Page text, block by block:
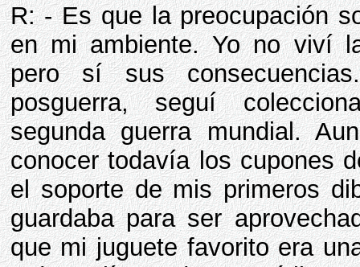
R: - Es que la preocupación
en mi ambiente. Yo no viví
pero sí sus
posguerra, seguí
segunda guerra mundial.
conocer todavía los cupones
el soporte de mis primeros
guardaba para ser
que mi juguete favorito era